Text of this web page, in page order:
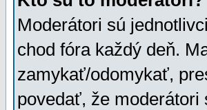
Moderátori sú
chod fóra každý deň.
zamykať/odomykať,
povedať, že